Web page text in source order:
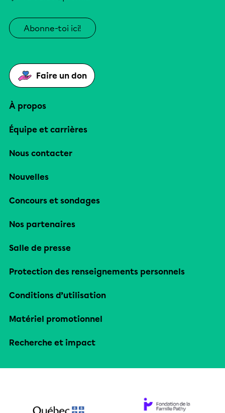
Abonne-toi ici!
Faire un don
À propos
Équipe et carrières
Nous contacter
Nouvelles
Concours et sondages
Nos partenaires
Salle de presse
Protection des renseignements personnels
Conditions d’utilisation
Matériel promotionnel
Recherche et impact